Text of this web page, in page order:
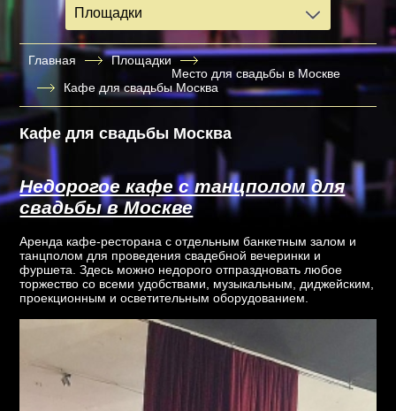
Площадки
Главная
Площадки
Место для свадьбы в Москве
Кафе для свадьбы Москва
Кафе для свадьбы Москва
Недорогое кафе с танцполом для
свадьбы в Москве
Аренда кафе-ресторана с отдельным банкетным залом и
танцполом для проведения свадебной вечеринки и
фуршета. Здесь можно недорого отпраздновать любое
торжество со всеми удобствами, музыкальным, диджейским,
проекционным и осветительным оборудованием.